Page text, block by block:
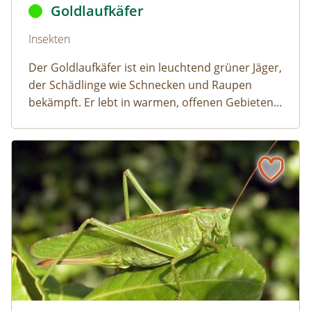
Naturlexikon: Goldlaufkäfer
Goldlaufkäfer
Insekten
Der Goldlaufkäfer ist ein leuchtend grüner Jäger,
der Schädlinge wie Schnecken und Raupen
bekämpft. Er lebt in warmen, offenen Gebieten
Grünes Heupferd
Naturlexikon: Grünes Heupferd